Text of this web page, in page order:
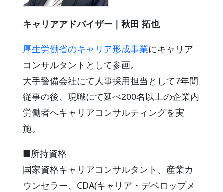
キャリアアドバイザー｜秋田 拓也
厚生労働省のキャリア形成事業にキャリア
コンサルタントとして参画。
大手警備会社にて人事採用担当として7年間
従事の後、現職にて延べ200名以上の企業内
労働者へキャリアコンサルティングを実
施。
■所持資格
国家資格キャリアコンサルタント、産業カ
ウンセラー、CDA(キャリア・デベロップメ